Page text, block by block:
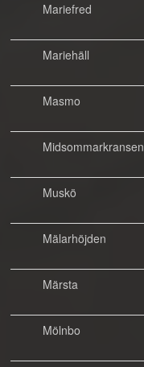
Mariefred
Mariehäll
Masmo
Midsommarkransen
Muskö
Mälarhöjden
Märsta
Mölnbo